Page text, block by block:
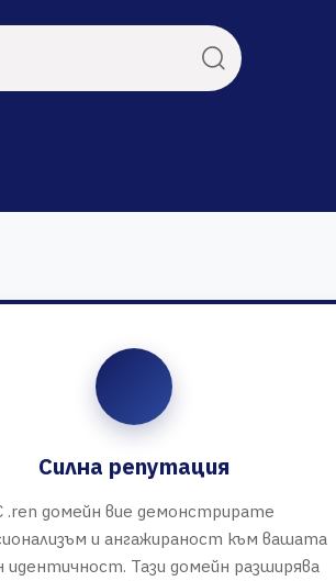
Силна репутация
.ren домейн вие демонстрирате
и ангажираност към вашата
идентичност. Тази домейн разширява